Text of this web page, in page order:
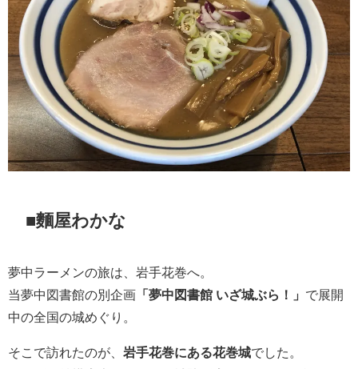
■麵屋わかな
夢中ラーメンの旅は、岩手花巻へ。
当夢中図書館の別企画 「夢中図書館 いざ城ぶら！」 で展開
中の全国の城めぐり。
そこで訪れたのが、 岩手花巻にある花巻城でした。